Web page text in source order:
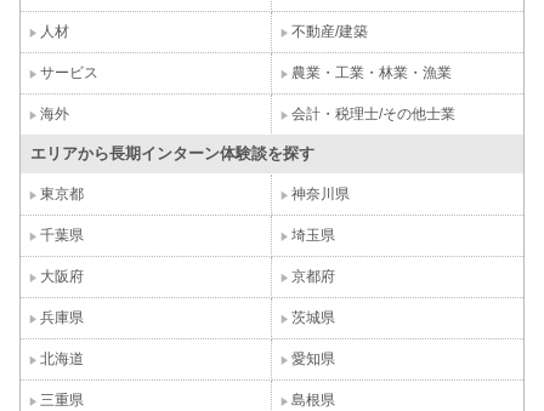
人材 不動産/建築
サービス 農業・工業・林業・漁業
海外 会計・税理士/その他士業
エリアから長期インターン体験談を探す
東京都 神奈川県
千葉県 埼玉県
大阪府 京都府
兵庫県 茨城県
北海道 愛知県
三重県 島根県